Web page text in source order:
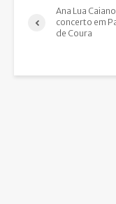
Ana Lua
concerto em
de Coura